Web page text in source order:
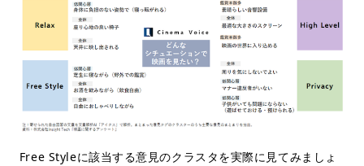
Free Styleに該当する意見のクラスタを実際に見てみましょ